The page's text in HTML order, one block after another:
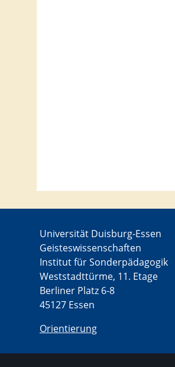
Universität Duisburg-Essen
Geisteswissenschaften
Institut für Sonderpädagogik
Weststadttürme, 11. Etage
Berliner Platz 6-8
45127 Essen
Orientierung